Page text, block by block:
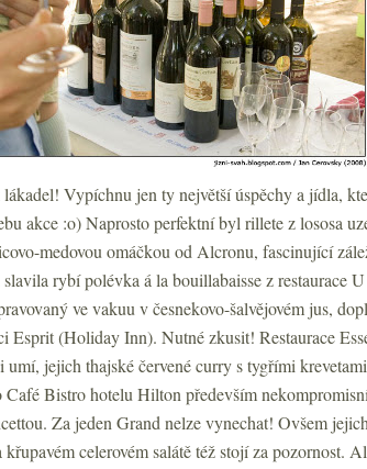
Vypíchnu jen ty největší úspěchy a jídla,
akce :o) Naprosto perfektní byl rillete z lososa
medovou omáčkou od Alcronu, fascinující
rybí polévka á la bouillabaisse z restaurace
ve vakuu v česnekovo-šalvějovém jus,
Esprit (Holiday Inn). Nutné zkusit! Restaurace
jejich thajské červené curry s tygřími
Bistro hotelu Hilton především
Za jeden Grand nelze vynechat! Ovšem
celerovém salátě též stojí za pozornost.